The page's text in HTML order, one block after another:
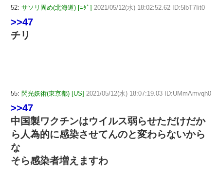
52: サソリ固め(北海道) [ﾆﾀﾞ] 2021/05/12(水) 18:02:52.62 ID:5lbT7Iit0
>>47
チリ
55: 閃光妖術(東京都) [US] 2021/05/12(水) 18:07:19.03 ID:UMmAmvqh0
>>47
中国製ワクチンはウイルス弱らせただけだか
ら人為的に感染させてんのと変わらないから
な
そら感染者増えますわ